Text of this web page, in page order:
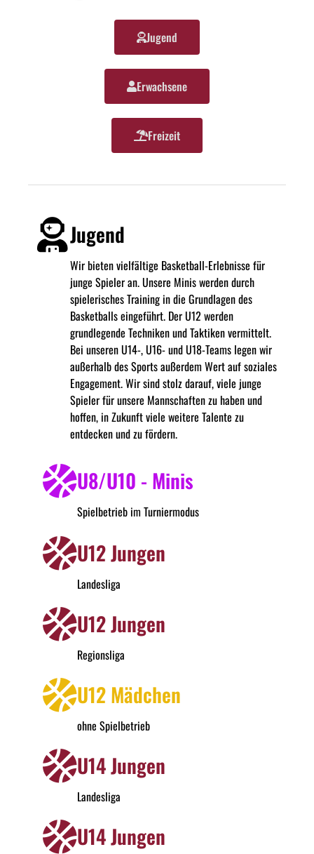
Jugend
Erwachsene
Freizeit
Jugend
Wir bieten vielfältige Basketball-Erlebnisse für
junge Spieler an. Unsere Minis werden durch
spielerisches Training in die Grundlagen des
Basketballs eingeführt. Der U12 werden
grundlegende Techniken und Taktiken vermittelt.
Bei unseren U14-, U16- und U18-Teams legen wir
außerhalb des Sports außerdem Wert auf soziales
Engagement. Wir sind stolz darauf, viele junge
Spieler für unsere Mannschaften zu haben und
hoffen, in Zukunft viele weitere Talente zu
entdecken und zu fördern.
U8/U10 - Minis
Spielbetrieb im Turniermodus
U12 Jungen
Landesliga
U12 Jungen
Regionsliga
U12 Mädchen
ohne Spielbetrieb
U14 Jungen
Landesliga
U14 Jungen